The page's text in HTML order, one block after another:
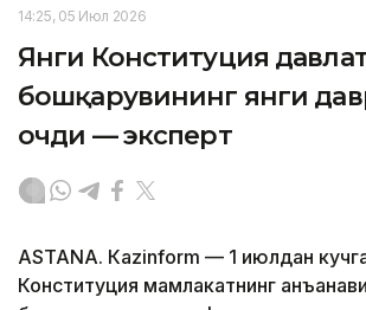
14:25, 05 Июл 2026
Янги Конституция
бошқарувининг янги
очди — эксперт
ASTANА. Кazinform — 1 июлдан
Конституция мамлакатнинг